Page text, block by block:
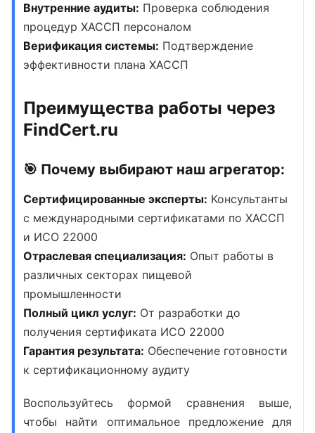
Внутренние аудиты: Проверка соблюдения
процедур ХАССП персоналом
Верификация системы: Подтверждение
эффективности плана ХАССП
Преимущества работы через
FindCert.ru
🎯 Почему выбирают наш агрегатор:
Сертифицированные эксперты: Консультанты
с международными сертификатами по ХАССП
и ИСО 22000
Отраслевая специализация: Опыт работы в
различных секторах пищевой
промышленности
Полный цикл услуг: От разработки до
получения сертификата ИСО 22000
Гарантия результата: Обеспечение готовности
к сертификационному аудиту
Воспользуйтесь формой сравнения выше,
чтобы найти оптимальное предложение для